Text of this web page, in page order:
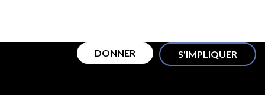
DONNER S'IMPLIQUER